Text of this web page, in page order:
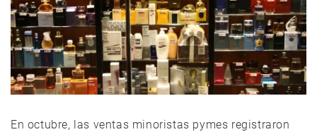
En octubre, las ventas minoristas pymes registraron